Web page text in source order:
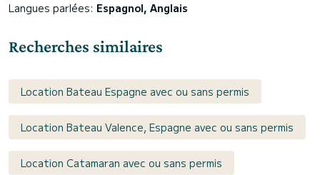
Langues parlées: Espagnol, Anglais
Recherches similaires
Location Bateau Espagne avec ou sans permis
Location Bateau Valence, Espagne avec ou sans permis
Location Catamaran avec ou sans permis